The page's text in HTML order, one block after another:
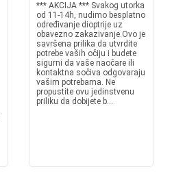
*** AKCIJA *** Svakog utorka
od 11-14h, nudimo besplatno
određivanje dioptrije uz
obavezno zakazivanje.Ovo je
savršena prilika da utvrdite
potrebe vaših očiju i budete
sigurni da vaše naočare ili
kontaktna sočiva odgovaraju
vašim potrebama. Ne
propustite ovu jedinstvenu
priliku da dobijete b...